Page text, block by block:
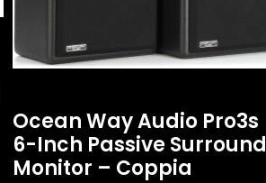
Ocean Way Audio Pro3s
6-Inch Passive Surround
Monitor – Coppia